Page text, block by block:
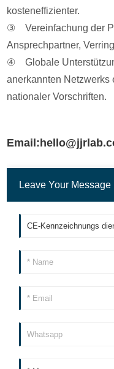
kosteneffizienter.
③ Vereinfachung der
Ansprechpartner,
④ Globale
anerkannten Netzwerks
nationaler Vorschriften.
Leave Your Message